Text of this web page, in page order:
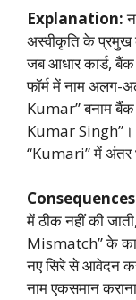
Explanation:
अस्वीकृति के प्रमुख
जब आधार कार्ड,
फॉर्म में नाम अलग-
Kumar” बनाम
Kumar Singh”।
“Kumari” में अंतर
में ठीक नहीं की
Mismatch” के
नए सिरे से आवेदन
नाम एकसमान कराना